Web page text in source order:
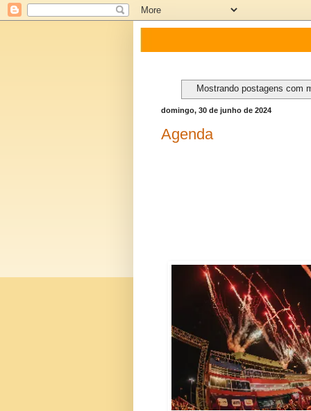
Mostrando postagens com
domingo, 30 de junho de 2024
Agenda